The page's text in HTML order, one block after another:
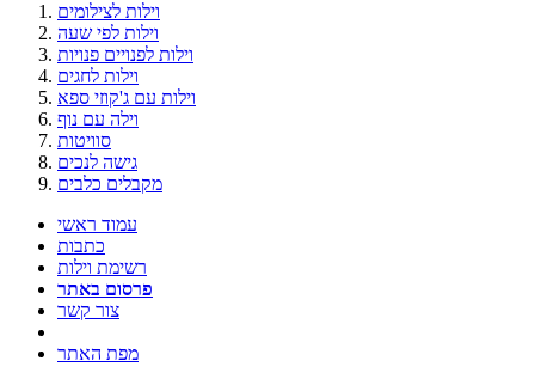
וילות לצילומים
וילות לפי שעה
וילות לפנויים פנויות
וילות לחגים
וילות עם ג'קוזי ספא
וילה עם נוף
סוויטות
גישה לנכים
מקבלים כלבים
עמוד ראשי
כתבות
רשימת וילות
פרסום באתר
צור קשר
מפת האתר